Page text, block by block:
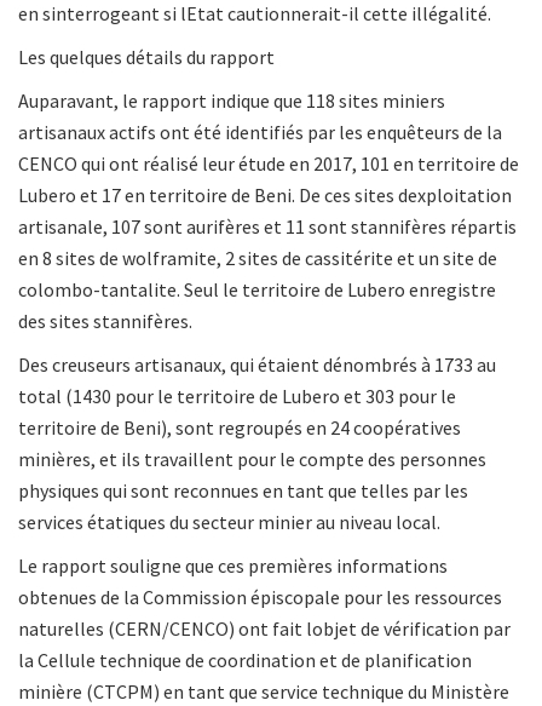
en sinterrogeant si lEtat cautionnerait-il cette illégalité.
Les quelques détails du rapport
Auparavant, le rapport indique que 118 sites miniers
artisanaux actifs ont été identifiés par les enquêteurs de la
CENCO qui ont réalisé leur étude en 2017, 101 en territoire de
Lubero et 17 en territoire de Beni. De ces sites dexploitation
artisanale, 107 sont aurifères et 11 sont stannifères répartis
en 8 sites de wolframite, 2 sites de cassitérite et un site de
colombo-tantalite. Seul le territoire de Lubero enregistre
des sites stannifères.
Des creuseurs artisanaux, qui étaient dénombrés à 1733 au
total (1430 pour le territoire de Lubero et 303 pour le
territoire de Beni), sont regroupés en 24 coopératives
minières, et ils travaillent pour le compte des personnes
physiques qui sont reconnues en tant que telles par les
services étatiques du secteur minier au niveau local.
Le rapport souligne que ces premières informations
obtenues de la Commission épiscopale pour les ressources
naturelles (CERN/CENCO) ont fait lobjet de vérification par
la Cellule technique de coordination et de planification
minière (CTCPM) en tant que service technique du Ministère